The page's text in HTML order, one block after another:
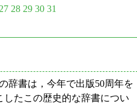
27 28 29 30 31
辞書は，今年で出版50周年を
たこの歴史的な辞書につい